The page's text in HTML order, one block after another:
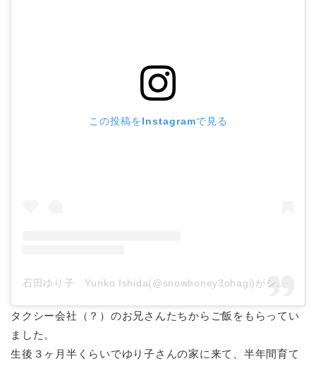
この投稿をInstagramで見る
石田ゆり子 Yuriko Ishida(@snowhoney3ohagi)がシェアした投稿
タクシー会社（？）のお兄さんたちからご飯をもらってい
ました。
生後３ヶ月半くらいでゆり子さんの家に来て、半年間育て